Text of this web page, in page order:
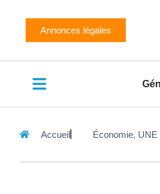
Annonces légales
Accueil Économie, UNE